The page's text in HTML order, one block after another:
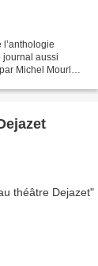
journal aussi
Michel Mourlet,